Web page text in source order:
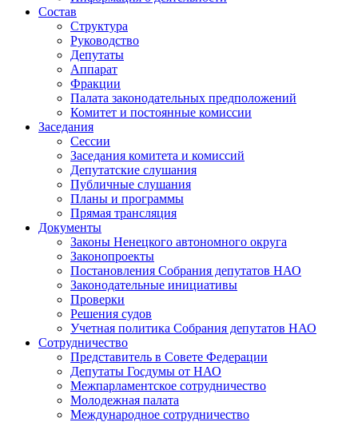
Состав
Структура
Руководство
Депутаты
Аппарат
Фракции
Палата законодательных предположений
Комитет и постоянные комиссии
Заседания
Сессии
Заседания комитета и комиссий
Депутатские слушания
Публичные слушания
Планы и программы
Прямая трансляция
Документы
Законы Ненецкого автономного округа
Законопроекты
Постановления Собрания депутатов НАО
Законодательные инициативы
Проверки
Решения судов
Учетная политика Собрания депутатов НАО
Сотрудничество
Представитель в Совете Федерации
Депутаты Госдумы от НАО
Межпарламентское сотрудничество
Молодежная палата
Международное сотрудничество